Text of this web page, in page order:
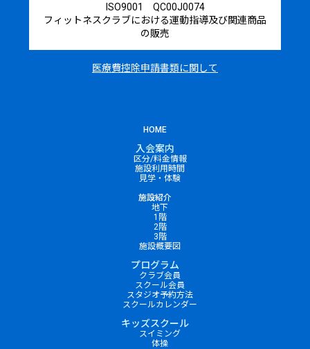
ISO9001 QC00J0074
フィットネスクラブにおける運動指導及び関連商品
の販売
医療費控除申請書類に関して
HOME
入会案内
区分/料金情報
施設利用時間
見学・体験
施設紹介
地下
1階
2階
3階
施設概要図
プログラム
クラブ会員
スクール会員
スタジオ予約方法
スクールカレンダー
キッズスクール
スイミング
体操